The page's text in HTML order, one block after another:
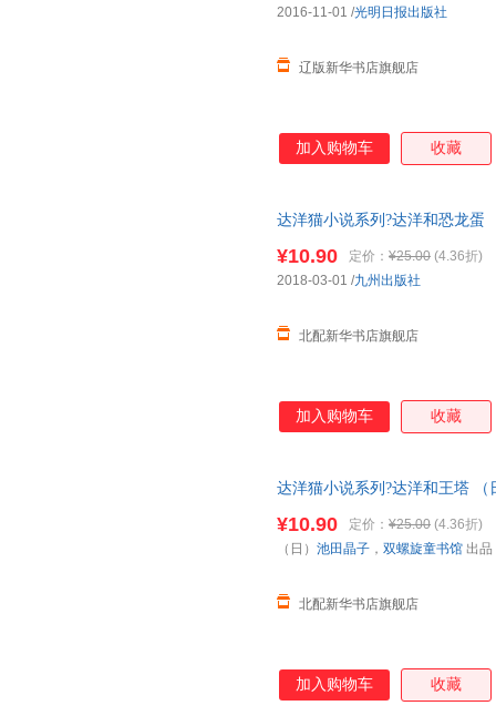
辽版新华书店旗舰店
2016-11-01 /光明日报出版社
加入购物车 收藏
达洋猫小说系列?达洋和恐龙蛋
¥10.90 定价： ¥25.00 (4.36折)
北配新华书店旗舰店
2018-03-01 /九州出版社
加入购物车 收藏
达洋猫小说系列?达洋和王塔
¥10.90 定价： ¥25.00 (4.36折)
北配新华书店旗舰店
（日） 池田晶子 ， 双螺旋童书馆 出品
加入购物车 收藏